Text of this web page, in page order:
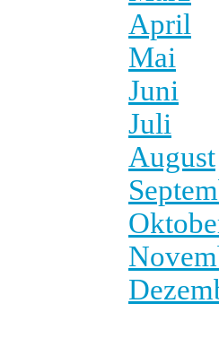
April
Mai
Juni
Juli
August